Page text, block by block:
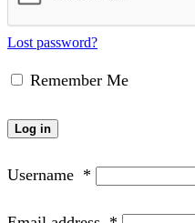
Lost password?
Remember Me
Log in
Username *